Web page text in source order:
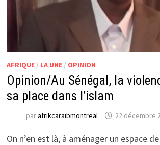
AFRIQUE/ LA UNE/ OPINION
Opinion/Au Sénégal, la
sa place dans l’islam
parafrikcaraibmontreal 22 décembre
On n’en est là, à aménager un espace